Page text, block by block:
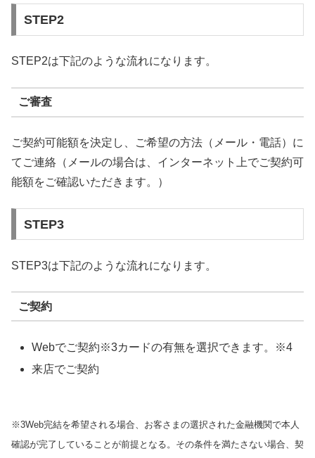
STEP2
STEP2は下記のような流れになります。
ご審査
ご契約可能額を決定し、ご希望の方法（メール・電話）に
てご連絡（メールの場合は、インターネット上でご契約可
能額をご確認いただきます。）
STEP3
STEP3は下記のような流れになります。
ご契約
Webでご契約※3カードの有無を選択できます。※4
来店でご契約
※3Web完結を希望される場合、お客さまの選択された金融機関で本人
確認が完了していることが前提となる。その条件を満たさない場合、契